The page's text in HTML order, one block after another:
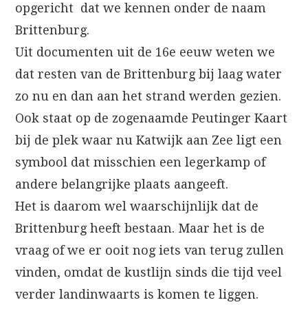
opgericht dat we kennen onder de naam
Brittenburg.
Uit documenten uit de 16e eeuw weten we
dat resten van de Brittenburg bij laag water
zo nu en dan aan het strand werden gezien.
Ook staat op de zogenaamde Peutinger Kaart
bij de plek waar nu Katwijk aan Zee ligt een
symbool dat misschien een legerkamp of
andere belangrijke plaats aangeeft.
Het is daarom wel waarschijnlijk dat de
Brittenburg heeft bestaan. Maar het is de
vraag of we er ooit nog iets van terug zullen
vinden, omdat de kustlijn sinds die tijd veel
verder landinwaarts is komen te liggen.